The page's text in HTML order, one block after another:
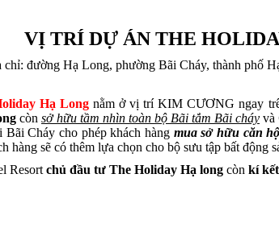
VỊ TRÍ DỰ ÁN THE
đường Hạ Long, phường Bãi Cháy, thành phố
Hạ Long nằm ở vị trí KIM CƯƠNG ngay
còn sở hữu tầm nhìn toàn bộ Bãi tắm Bãi cháy và
Cháy cho phép khách hàng mua sở hữu căn
hàng sẽ có thêm lựa chọn cho bộ sưu tập bất động
Resortchủ đầu tư The Holiday Hạ long cònkí